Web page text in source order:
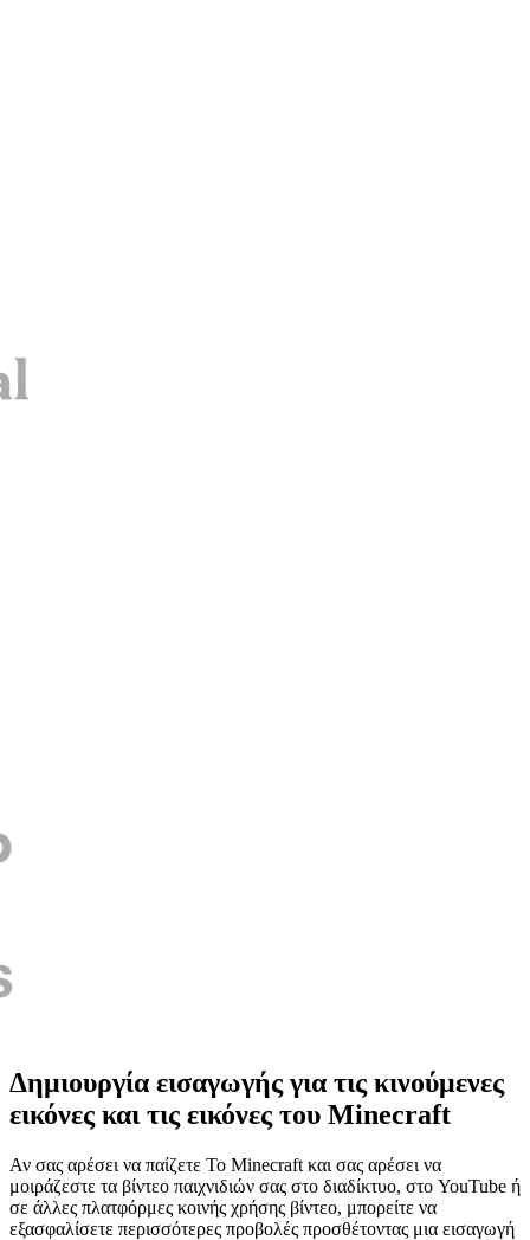
Δημιουργία εισαγωγής για τις κινούμενες
εικόνες και τις εικόνες του Minecraft
Αν σας αρέσει να παίζετε Το Minecraft και σας αρέσει να
μοιράζεστε τα βίντεο παιχνιδιών σας στο διαδίκτυο, στο YouTube ή
σε άλλες πλατφόρμες κοινής χρήσης βίντεο, μπορείτε να
εξασφαλίσετε περισσότερες προβολές προσθέτοντας μια εισαγωγή